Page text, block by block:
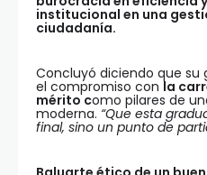
institucional en una
ciudadanía.
Concluyó diciendo que
el compromiso con la
mérito como pilares de
moderna. “Que esta
final, sino un punto de